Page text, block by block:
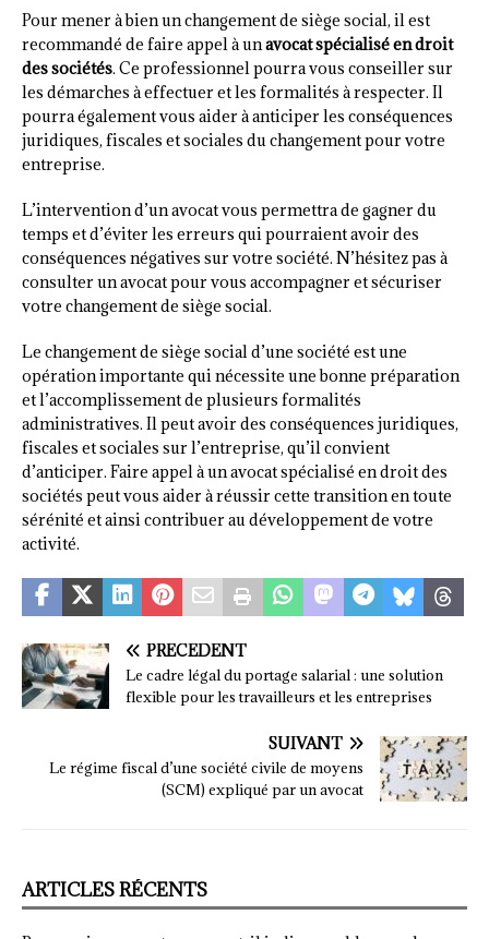
Pour mener à bien un changement de siège social, il est
recommandé de faire appel à unavocat spécialisé en droit
des sociétés. Ce professionnel pourra vous conseiller sur
les démarches à effectuer et les formalités à respecter. Il
pourra également vous aider à anticiper les conséquences
juridiques, fiscales et sociales du changement pour votre
entreprise.
L’intervention d’un avocat vous permettra de gagner du
temps et d’éviter les erreurs qui pourraient avoir des
conséquences négatives sur votre société. N’hésitez pas à
consulter un avocat pour vous accompagner et sécuriser
votre changement de siège social.
Le changement de siège social d’une société est une
opération importante qui nécessite une bonne préparation
et l’accomplissement de plusieurs formalités
administratives. Il peut avoir des conséquences juridiques,
fiscales et sociales sur l’entreprise, qu’il convient
d’anticiper. Faire appel à un avocat spécialisé en droit des
sociétés peut vous aider à réussir cette transition en toute
sérénité et ainsi contribuer au développement de votre
activité.
PRÉCÉDENT
Le cadre légal du portage salarial : une solution
flexible pour les travailleurs et les entreprises
SUIVANT
Le régime fiscal d’une société civile de moyens
(SCM) expliqué par un avocat
ARTICLES RÉCENTS